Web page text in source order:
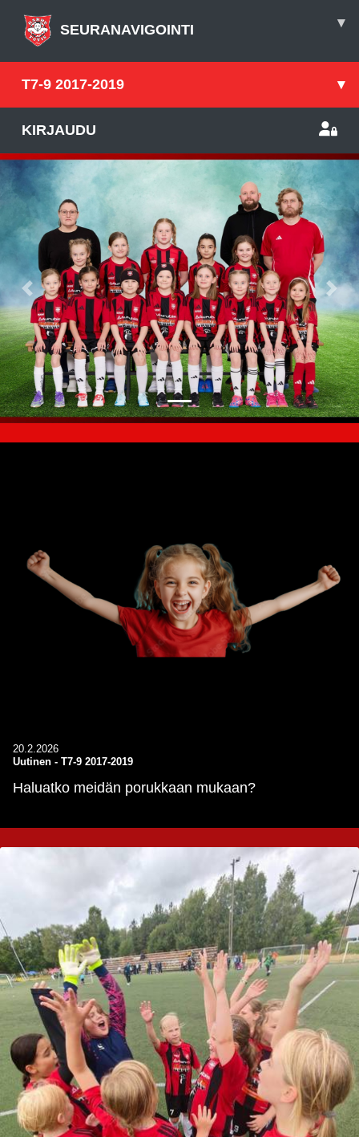
SEURANAVIGOINTI ▾
T7-9 2017-2019 ▾
KIRJAUDU
Previous
20.2.2026
Uutinen - T7-9 2017-2019
Haluatko meidän porukkaan mukaan?